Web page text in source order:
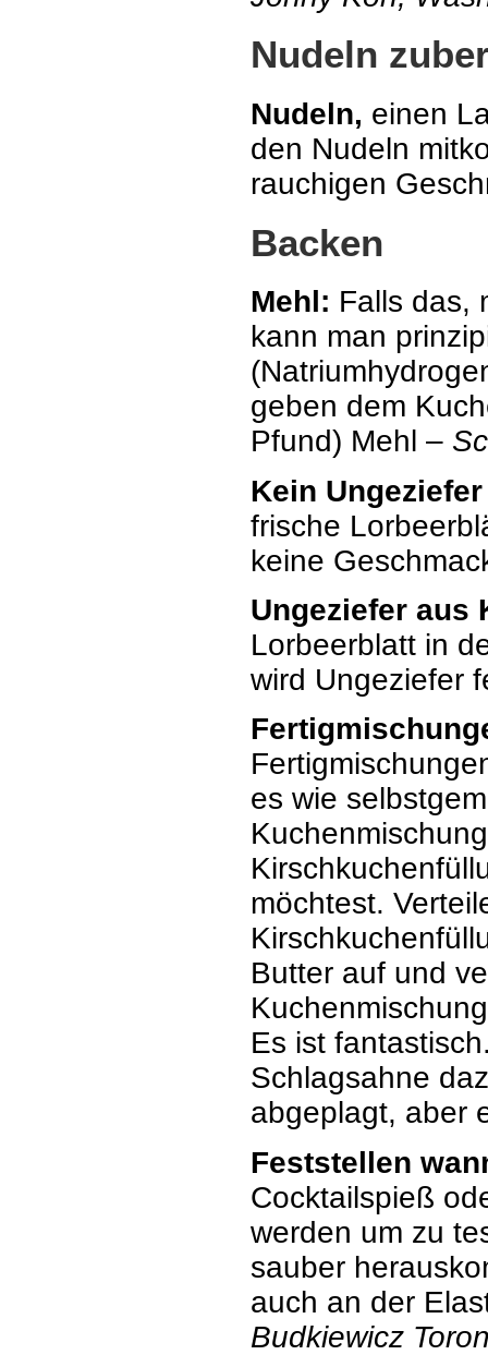
Nudeln
Nudeln, einen
den Nudeln
rauchigen
Backen
Mehl: Falls das,
kann man
geben dem
Pfund) Mehl –
Kein
frische
keine
Ungeziefer aus
Lorbeerblatt in
wird Ungeziefer
es wie
möchtest.
Butter auf und
Es ist
Schlagsahne
abgeplagt, aber
Feststellen
Cocktailspieß
werden um zu
sauber
auch an der
Budkiewicz